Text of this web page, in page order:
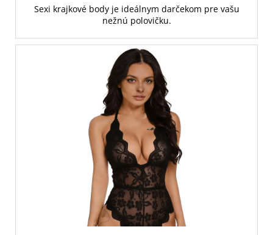
Sexi krajkové body je ideálnym darčekom pre vašu
nežnú polovičku.